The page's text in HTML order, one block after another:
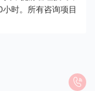
时。所有咨询项目
